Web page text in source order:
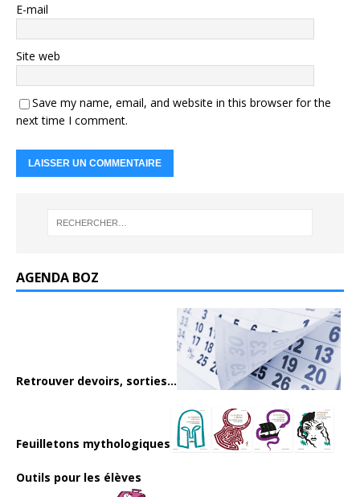
E-mail
Site web
Save my name, email, and website in this browser for the
next time I comment.
AGENDA BOZ
Retrouver devoirs, sorties...
Feuilletons mythologiques
Outils pour les élèves